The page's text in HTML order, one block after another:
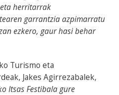
herritarrak
garrantzia azpimarratu
ezkero, gaur hasi behar
Turismo eta
Jakes Agirrezabalek,
Itsas Festibala gure